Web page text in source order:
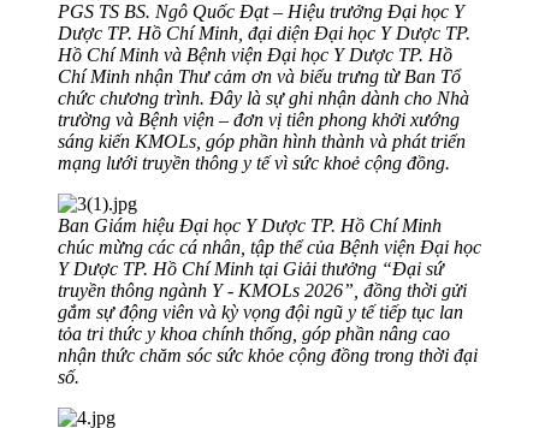
PGS TS BS. Ngô Quốc Đạt – Hiệu trưởng Đại học Y
Dược TP. Hồ Chí Minh, đại diện Đại học Y Dược TP.
Hồ Chí Minh và Bệnh viện Đại học Y Dược TP. Hồ
Chí Minh nhận Thư cảm ơn và biểu trưng từ Ban Tổ
chức chương trình. Đây là sự ghi nhận dành cho Nhà
trường và Bệnh viện – đơn vị tiên phong khởi xướng
sáng kiến KMOLs, góp phần hình thành và phát triển
mạng lưới truyền thông y tế vì sức khoẻ cộng đồng.
Ban Giám hiệu Đại học Y Dược TP. Hồ Chí Minh
chúc mừng các cá nhân, tập thể của Bệnh viện Đại học
Y Dược TP. Hồ Chí Minh tại Giải thưởng “Đại sứ
truyền thông ngành Y - KMOLs 2026”, đồng thời gửi
gắm sự động viên và kỳ vọng đội ngũ y tế tiếp tục lan
tỏa tri thức y khoa chính thống, góp phần nâng cao
nhận thức chăm sóc sức khỏe cộng đồng trong thời đại
số.